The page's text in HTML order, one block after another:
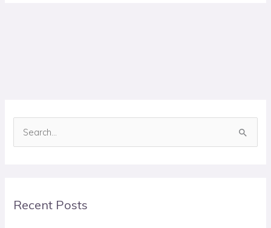
c
Recent Posts